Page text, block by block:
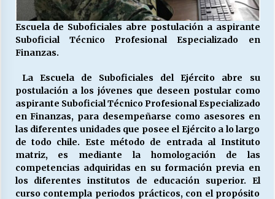
VOLVER A SER ALTERNATIVA
16/06/2026
MUNICIPALIDADES, HONORARIOS, DESPIDOS
28/05/2026
Releyendo la Rerum Novarum a 135 años. “La
cuestión social hoy”.
16/05/2026
S.O.S. a los ricos, Save Our Souls (Salvar
Escuela de Suboficiales abre postulación a aspirante
Suboficial Técnico Profesional Especializado en
Finanzas.
La Escuela de Suboficiales del Ejército abre su
postulación a los jóvenes que deseen postular como
aspirante Suboficial Técnico Profesional Especializado
en Finanzas, para desempeñarse como asesores en
las diferentes unidades que posee el Ejército a lo largo
de todo chile. Este método de entrada al Instituto
matriz, es mediante la homologación de las
competencias adquiridas en su formación previa en
los diferentes institutos de educación superior. El
curso contempla periodos prácticos, con el propósito